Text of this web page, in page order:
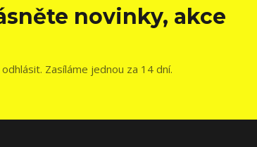
novinky, akce
Zasíláme jednou za 14 dní.